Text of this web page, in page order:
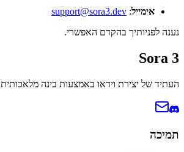
אימייל:
support@sora3.dev
נענה לפניותיך בהקדם האפשרי.
Sora 3
העתיד של יצירת וידאו באמצעות בינה מלאכותית
תמיכה